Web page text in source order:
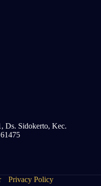
Ds. Sidokerto, Kec.
Privacy Policy